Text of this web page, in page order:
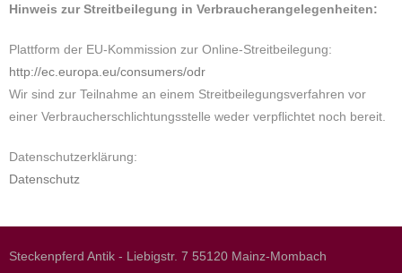
Hinweis zur Streitbeilegung in Verbraucherangelegenheiten:
Plattform der EU-Kommission zur Online-Streitbeilegung:
http://ec.europa.eu/consumers/odr
Wir sind zur Teilnahme an einem Streitbeilegungsverfahren vor
einer Verbraucherschlichtungsstelle weder verpflichtet noch bereit.
Datenschutzerklärung:
Datenschutz
Steckenpferd Antik - Liebigstr. 7 55120 Mainz-Mombach